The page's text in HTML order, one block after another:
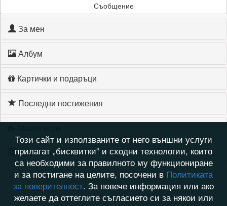
Съобщение
За мен
Албум
Картички и подаръци
Последни постижения
Хронология на игри
Този сайт и използваните от него външни услуги
прилагат „бисквитки“ и сходни технологии, които
са необходими за правилното му функциониране
и за постигане на целите, посочени в Политиката
за поверителност. За повече информация или ако
желаете да оттеглите съгласието си за някои или